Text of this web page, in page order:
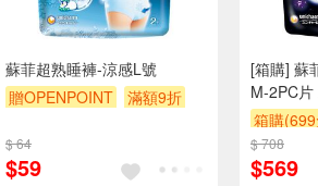
蘇菲超熟睡褲-涼感L號
贈OPENPOINT
滿額9折
$ 64
$59
[箱購] 蘇
M-2PC
箱購
贈$200
$ 708
$569